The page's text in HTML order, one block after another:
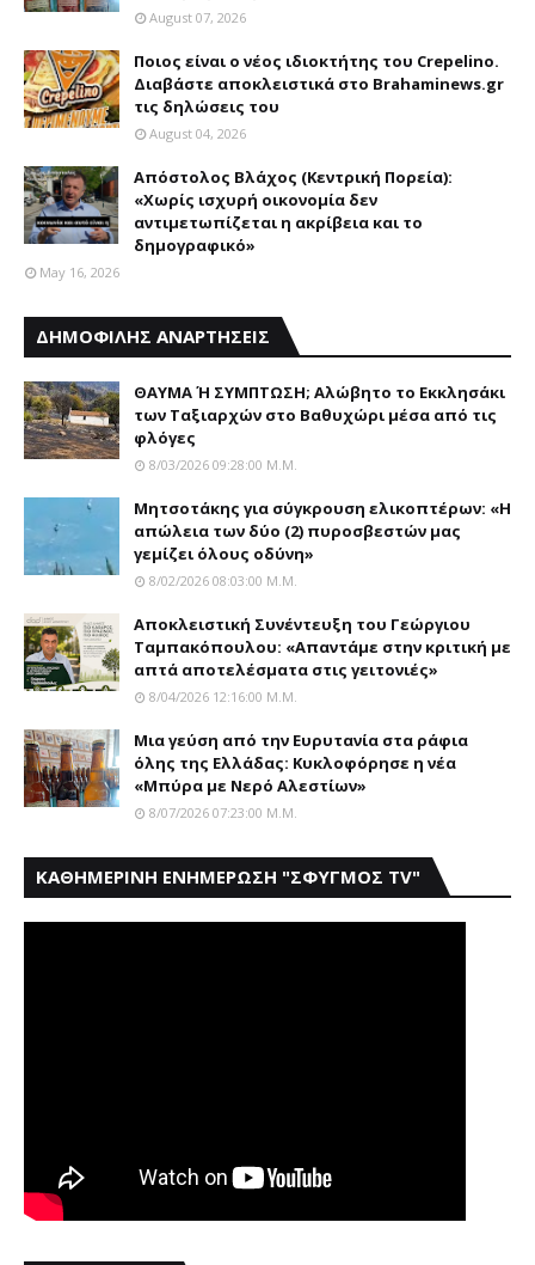
August 07, 2026
Ποιος είναι ο νέος ιδιοκτήτης του Crepelino.
Διαβάστε αποκλειστικά στο Brahaminews.gr
τις δηλώσεις του
August 04, 2026
Απόστολος Βλάχος (Κεντρική Πορεία):
«Χωρίς ισχυρή οικονομία δεν
αντιμετωπίζεται η ακρίβεια και το
δημογραφικό»
May 16, 2026
ΔΗΜΟΦΙΛΗΣ ΑΝΑΡΤΗΣΕΙΣ
ΘΑΥΜΑ Ή ΣΥΜΠΤΩΣΗ; Aλώβητο το Eκκλησάκι
των Tαξιαρχών στο Bαθυχώρι μέσα από τις
φλόγες
8/03/2026 09:28:00 Μ.μ.
Μητσοτάκης για σύγκρουση ελικοπτέρων: «Η
απώλεια των δύο (2) πυροσβεστών μας
γεμίζει όλους οδύνη»
8/02/2026 08:03:00 Μ.μ.
Αποκλειστική Συνέντευξη του Γεώργιου
Ταμπακόπουλου: «Απαντάμε στην κριτική με
απτά αποτελέσματα στις γειτονιές»
8/04/2026 12:16:00 Μ.μ.
Mια γεύση από την Eυρυτανία στα ράφια
όλης της Ελλάδας: Κυκλοφόρησε η νέα
«Μπύρα με Nερό Aλεστίων»
8/07/2026 07:23:00 Μ.μ.
ΚΑΘΗΜΕΡΙΝΗ ΕΝΗΜΕΡΩΣΗ "ΣΦΥΓΜΟΣ TV"